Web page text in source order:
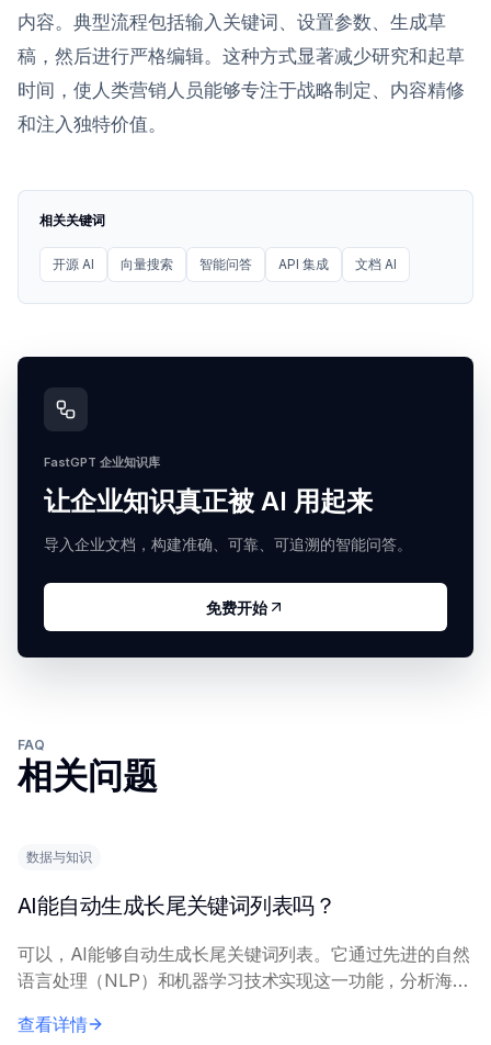
内容。典型流程包括输入关键词、设置参数、生成草
稿，然后进行严格编辑。这种方式显著减少研究和起草
时间，使人类营销人员能够专注于战略制定、内容精修
和注入独特价值。
相关关键词
开源 AI 向量搜索 智能问答 API 集成 文档 AI
FastGPT 企业知识库
让企业知识真正被 AI 用起来
导入企业文档，构建准确、可靠、可追溯的智能问答。
免费开始
FAQ
相关问题
数据与知识
AI能自动生成长尾关键词列表吗？
可以，AI能够自动生成长尾关键词列表。它通过先进的自然
语言处理（NLP）和机器学习技术实现这一功能，分析海量
索词组。 AI工具通常需要初始种子关键...
查看详情